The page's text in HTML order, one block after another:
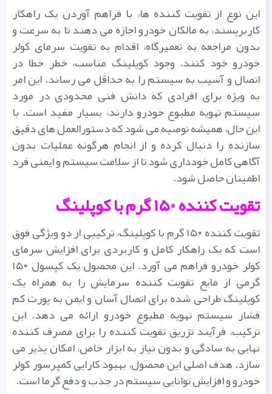
این نوع از تقویت کننده ها، با فراهم آوردن یک راهکار
کاربرپسند، به مالکان خودرو اجازه می دهند تا به سرعت و
بدون مراجعه به تعمیرگاه، اقدام به تقویت سرمای کولر
خودرو خود کنند. وجود کوپلینگ مناسب، خطر خطا در
اتصال و آسیب به سیستم را به حداقل می رساند. این امر
به ویژه برای افرادی که دانش فنی محدودی در مورد
سیستم تهویه مطبوع خودرو دارند، بسیار مفید است. با
این حال، همیشه توصیه می شود که دستورالعمل های دقیق
سازنده را دنبال کرده و از انجام هرگونه عملیات بدون
آگاهی کامل خودداری شود تا از سلامت سیستم و ایمنی فرد
اطمینان حاصل شود.
تقویت کننده ۱۵۰ گرم با کوپلینگ
تقویت کننده ۱۵۰ گرم با کوپلینگ، ترکیبی از دو ویژگی فوق
است که یک راهکار کامل و کاربردی برای افزایش سرمای
کولر خودرو فراهم می آورد. این محصول یک کپسول ۱۵۰
گرمی از مایع تقویت کننده سرمایش را به همراه یک
کوپلینگ طراحی شده برای اتصال آسان و ایمن به پورت کم
فشار سیستم تهویه مطبوع خودرو ارائه می دهد. این
ترکیب، فرآیند تزریق تقویت کننده را برای مصرف کننده
نهایی به سادگی و بدون نیاز به ابزار خاص، امکان پذیر می
سازد. هدف اصلی این محصول، بهبود کارایی کمپرسور کولر
خودرو و افزایش توانایی سیستم در جذب و دفع گرما است.